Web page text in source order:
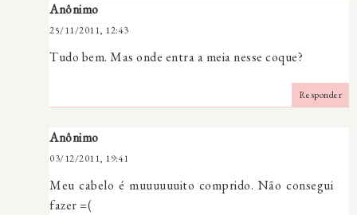
Anônimo
25/11/2011, 12:43
Tudo bem. Mas onde entra a meia nesse coque?
Responder
Anônimo
03/12/2011, 19:41
Meu cabelo é muuuuuuito comprido. Não consegui
fazer =(